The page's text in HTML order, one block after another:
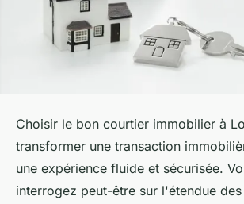
Choisir le bon courtier immobilier à
transformer une transaction
une expérience fluide et sécurisée.
interrogez peut-être sur l'étendue